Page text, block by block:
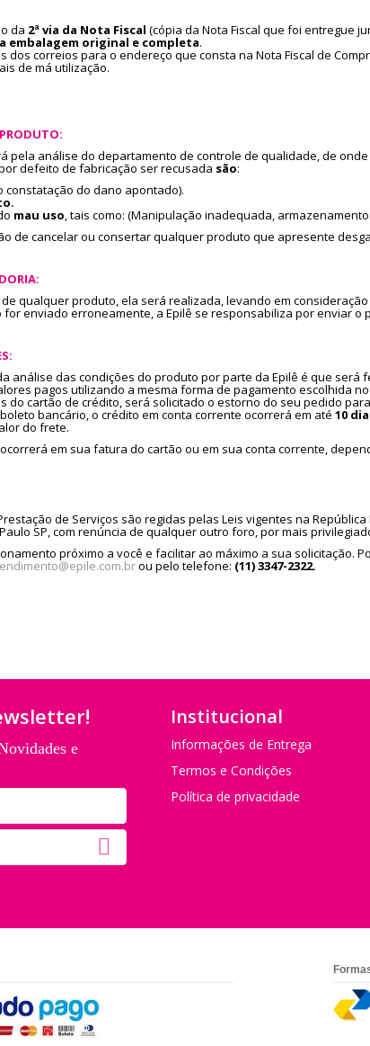
da 2ª via da Nota Fiscal (cópia da Nota Fiscal que foi entregue
embalagem original e completa.
dos correios para o endereço que consta na Nota Fiscal de
de má utilização.
pela análise do departamento de controle de qualidade, de
defeito de fabricação ser recusada são:
constatação do dano apontado).
mau uso, tais como: (Manipulação inadequada,
de cancelar ou consertar qualquer produto que apresente
qualquer produto, ela será realizada, levando em
for enviado erroneamente, a Epilê se responsabiliza por enviar o
análise das condições do produto por parte da Epilê é que será
pagos utilizando a mesma forma de pagamento escolhida
do cartão de crédito, será solicitado o estorno do seu pedido
bancário, o crédito em conta corrente ocorrerá em até 10
do frete.
em sua fatura do cartão ou em sua conta corrente,
de Serviços são regidas pelas Leis vigentes na
SP, com renúncia de qualquer outro foro, por mais
próximo a você e facilitar ao máximo a sua solicitação.
ou pelo telefone: (11) 3347-2322.
e
Institucional
Informações de Entrega
Termos e Condições
Política de privacidade